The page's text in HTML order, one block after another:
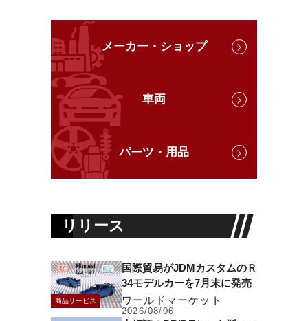
メーカー・ショップ
車両
パーツ・用品
リリース
商品サービス
国際貿易がJDMカスタムのＲ
34モデルカーを7月末に発売
ワールドマーケット
2026/08/06